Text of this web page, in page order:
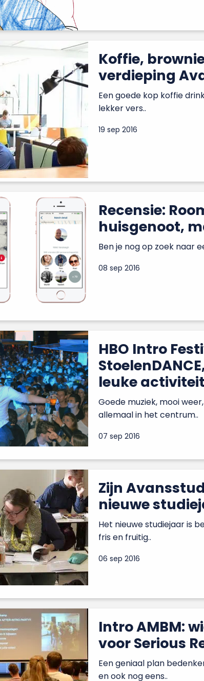
Koffie,
verdieping
Een goede kop koffie
lekker vers..
19 sep 2016
Recensie:
huisgenoot,
Ben je nog op zoek naar
08 sep 2016
HBO Intro
leuke
Goede muziek, mooi
allemaal in het centrum..
07 sep 2016
Zijn
nieuwe
Het nieuwe studiejaar is
fris en fruitig..
06 sep 2016
Intro AMBM:
voor Serious
Een geniaal plan
en ook nog eens..